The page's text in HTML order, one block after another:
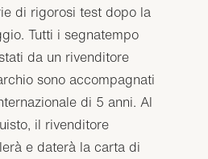
di rigorosi test dopo la
Tutti i segnatempo
da un rivenditore
sono accompagnati
di 5 anni. Al
il rivenditore
e daterà la carta di